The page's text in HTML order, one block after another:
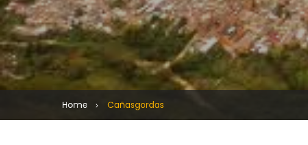
Home Cañasgordas